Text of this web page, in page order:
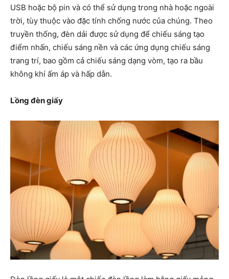
USB hoặc bộ pin và có thể sử dụng trong nhà hoặc ngoài
trời, tùy thuộc vào đặc tính chống nước của chúng. Theo
truyền thống, đèn dải được sử dụng để chiếu sáng tạo
điểm nhấn, chiếu sáng nền và các ứng dụng chiếu sáng
trang trí, bao gồm cả chiếu sáng dạng vòm, tạo ra bầu
không khí ấm áp và hấp dẫn.
Lồng đèn giấy